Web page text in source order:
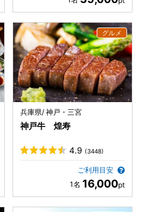
兵庫県/ 神戸・三宮
神戸牛 煌寿
4.9 (3448)
ご利用目安
16,000